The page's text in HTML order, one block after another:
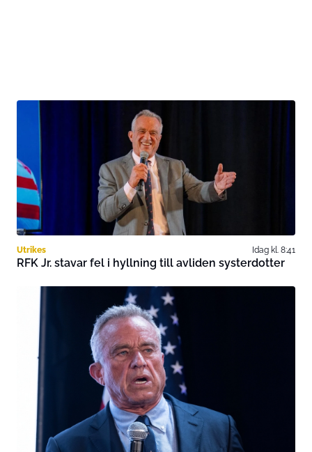
Utrikes Idag kl. 8:41
RFK Jr. stavar fel i hyllning till avliden systerdotter